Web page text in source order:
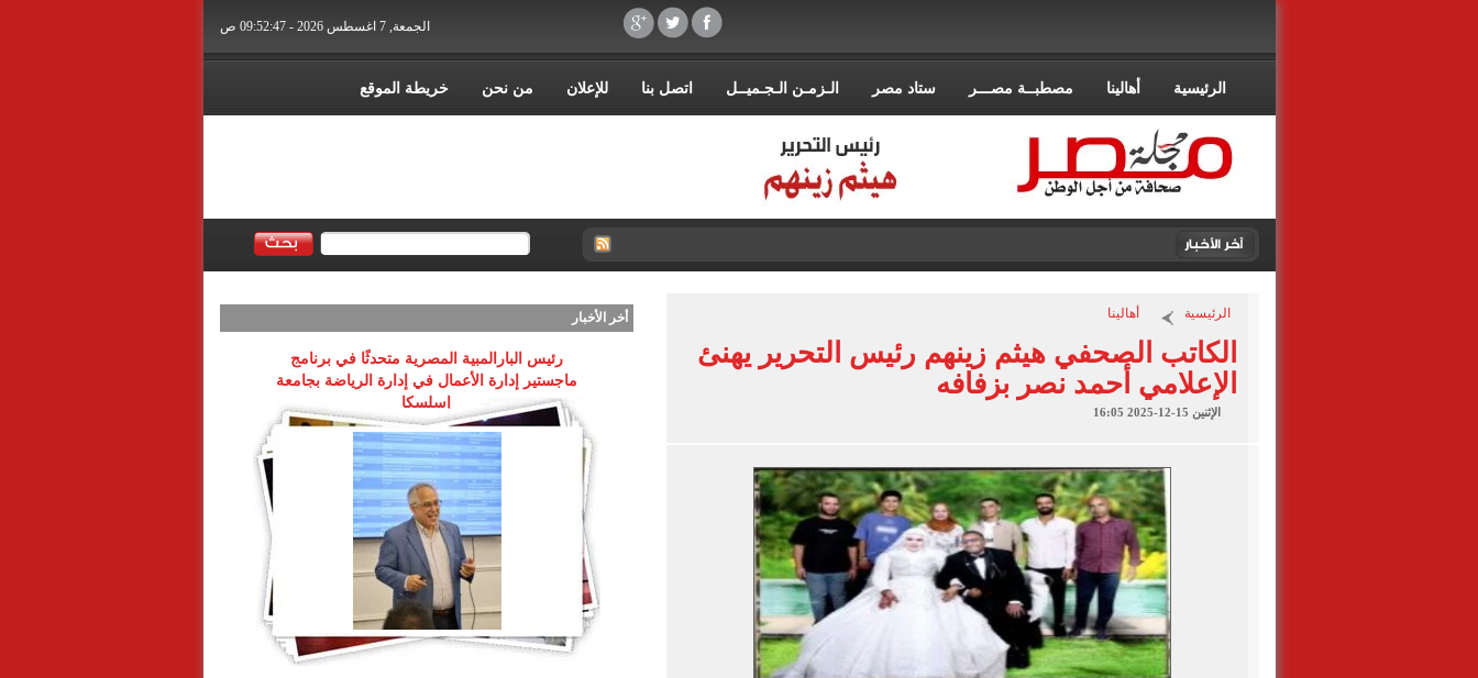
الجمعة, 7 اغسطس 2026 - 09:52:47 ص
الرئيسية أهالينا مصطبــة مصـــر ستاد مصر الـزمـن الـجـميــل اتصل بنا للإعلان من نحن خريطة الموقع
الرئيسية أهالينا
الكاتب الصحفي هيثم زينهم رئيس التحرير يهنئ
الإعلامي أحمد نصر بزفافه
الإثنين 15-12-2025 16:05
أخر الأخبار
رئيس البارالمبية المصرية متحدثًا في برنامج
ماجستير إدارة الأعمال في إدارة الرياضة بجامعة
إسلسكا